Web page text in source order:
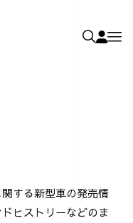
する新型車の発売情
ヒストリーなどのま